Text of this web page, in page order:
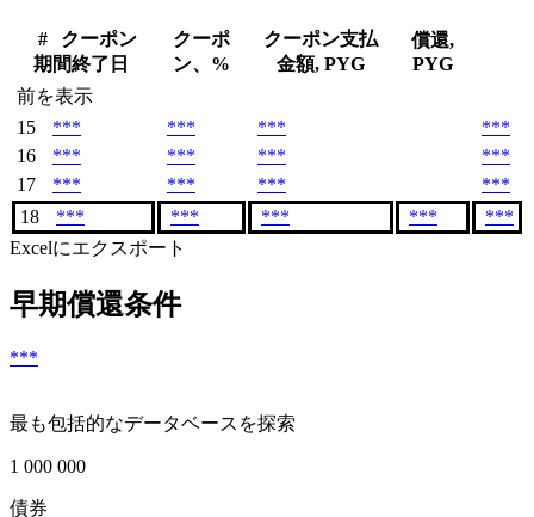
#
クーポン
期間終了日
クーポ
ン、%
クーポン支払
金額, PYG
償還,
PYG
前を表示
15
*** *** ***
***
16
*** *** ***
***
17
*** *** ***
***
18
*** *** *** ***
***
Excelにエクスポート
早期償還条件
***
最も包括的なデータベースを探索
1 000 000
債券